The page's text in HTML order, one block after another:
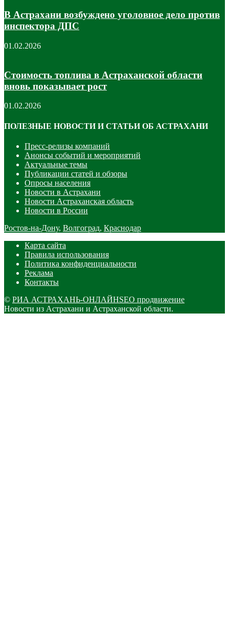
В Астрахани возбуждено уголовное дело против
инспектора ДПС
01.02.2026
Стоимость топлива в Астраханской области
вновь показывает рост
01.02.2026
ПОЛЕЗНЫЕ НОВОСТИ И СТАТЬИ ОБ АСТРАХАНИ
Пресс-релизы компаний
Анонсы событий и мероприятий
Актуальные темы
Публикации статей и обзоры
Опросы населения
Новости в Астрахани
Новости Астраханская область
Новости в России
Ростов-на-Дону, Волгоград, Краснодар
Карта сайта
Правила использования
Политика конфиденциальности
Реклама
Контакты
© РИА АСТРАХАНЬ-ОНЛАЙНSEO продвижение
Новости из Астрахани и Астраханской области.